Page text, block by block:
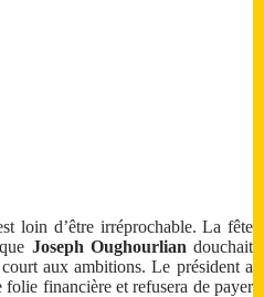
loin d’être irréprochable. La fête
Joseph Oughourlian douchait
aux ambitions. Le président a
financière et refusera de payer